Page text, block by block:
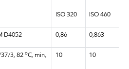
ISO 320 ISO 460
D4052 0,86 0,863
3, 82 oC, min,
10 10